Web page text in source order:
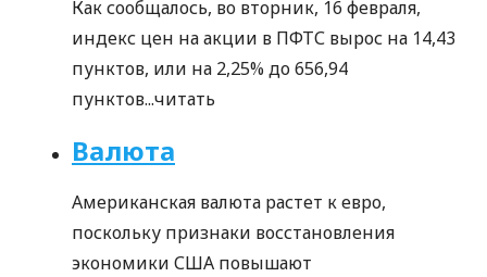
Как сообщалось, во вторник, 16 февраля,
индекс цен на акции в ПФТС вырос на 14,43
пунктов, или на 2,25% до 656,94
пунктов...читать
Валюта
Американская валюта растет к евро,
поскольку признаки восстановления
экономики США повышают